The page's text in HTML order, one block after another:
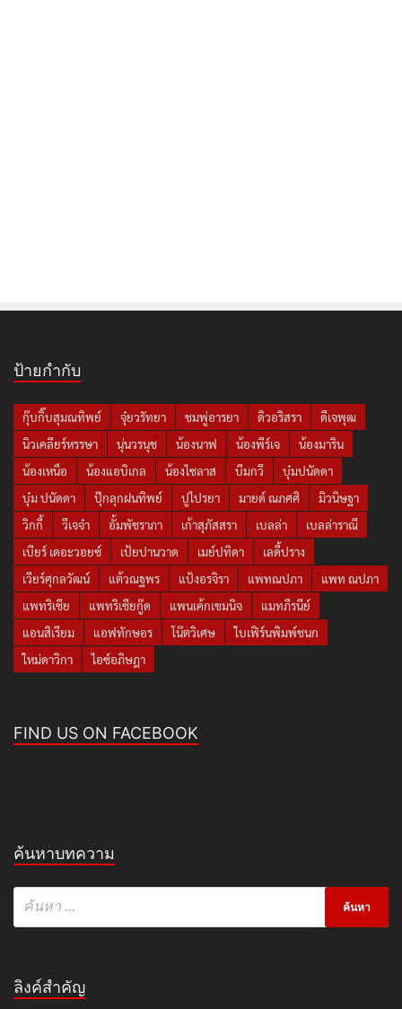
ป้ายกำกับ
กุ๊บกิ๊บสุมณทิพย์ จุ๋ยวรัทยา ชมพู่อารยา ดิวอริสรา
ดีเจพุฒ
นิวเคลียร์หรรษา
นุ่นวรนุช น้องนาฟ น้องพีร์เจ
น้องมาริน
น้องเหนือ
น้องแอบิเกล น้องไซลาส บีมกวี
บุ๋มปนัดดา
บุ๋ม ปนัดดา
ปุ๊กลุกฝนทิพย์ ปูไปรยา มายด์ ณภศศิ
มิวนิษฐา
วิกกี้
วีเจจ๋า อั้มพัชราภา เก้าสุภัสสรา เบลล่า
เบลล่าราณี
เบียร์ เดอะวอยซ์
เป้ยปานวาด เมย์ปทิดา
เลดี้ปราง
เวียร์ศุกลวัฒน์
แต้วณฐพร แป้งอรจิรา แพทณปภา
แพท ณปภา
แพทริเซีย
แพทริเซียกู๊ด แพนเค้กเขมนิจ
แมทภีรนีย์
แอนสิเรียม
แอฟทักษอร โน๊ตวิเศษ
ใบเฟิร์นพิมพ์ชนก
ใหม่ดาวิกา
ไอซ์อภิษฎา
FIND US ON FACEBOOK
ค้นหาบทความ
ลิงค์สำคัญ